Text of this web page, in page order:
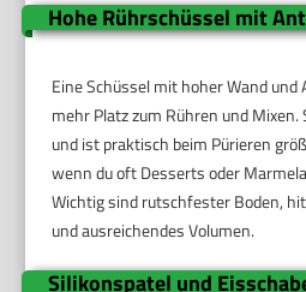
Hohe Rührschüssel mit
Eine Schüssel mit hoher Wand
mehr Platz zum Rühren und
und ist praktisch beim Pürieren
wenn du oft Desserts oder
Wichtig sind rutschfester Boden,
und ausreichendes Volumen.
Silikonspatel und